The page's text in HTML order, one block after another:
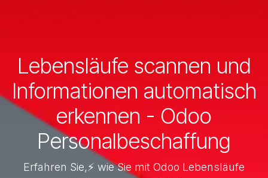
Lebensläufe scannen und
Informationen automatisch
erkennen - Odoo
Personalbeschaffung
Erfahren Sie,⚡ wie Sie mit Odoo Lebensläufe